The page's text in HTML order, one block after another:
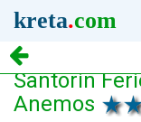
kreta.com
Santorin
Anemos